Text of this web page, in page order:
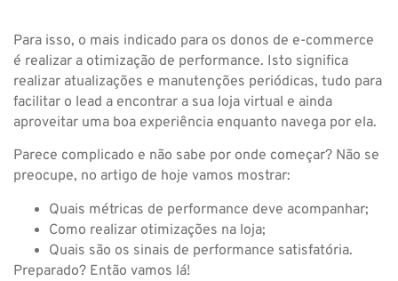
Para isso, o mais indicado para os donos de e-commerce
é realizar a otimização de performance. Isto significa
realizar atualizações e manutenções periódicas, tudo para
facilitar o lead a encontrar a sua loja virtual e ainda
aproveitar uma boa experiência enquanto navega por ela.
Parece complicado e não sabe por onde começar? Não se
preocupe, no artigo de hoje vamos mostrar:
Quais métricas de performance deve acompanhar;
Como realizar otimizações na loja;
Quais são os sinais de performance satisfatória.
Preparado? Então vamos lá!